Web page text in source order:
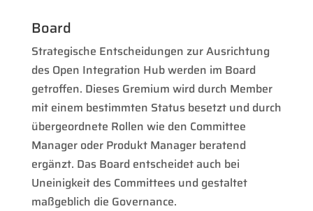
Board
Strategische Entscheidungen zur Ausrichtung
des Open Integration Hub werden im Board
getroffen. Dieses Gremium wird durch Member
mit einem bestimmten Status besetzt und durch
übergeordnete Rollen wie den Committee
Manager oder Produkt Manager beratend
ergänzt. Das Board entscheidet auch bei
Uneinigkeit des Committees und gestaltet
maßgeblich die Governance.